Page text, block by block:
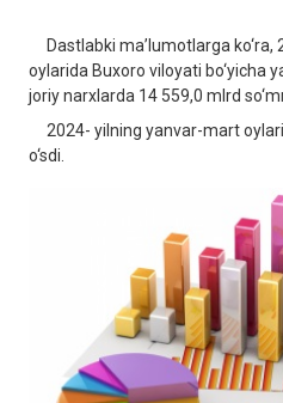
Dastlabki ma’lumotlarga ko‘ra,
oylarida Buxoro viloyati bo‘yicha
joriy narxlarda 14 559,0 mlrd
2024- yilning yanvar-mart
o‘sdi.